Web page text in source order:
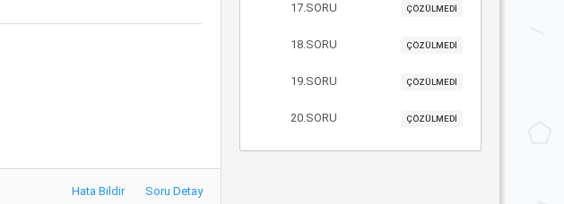
Hata Bildir Soru Detay
17.SORU ÇÖZÜLMEDİ
18.SORU ÇÖZÜLMEDİ
19.SORU ÇÖZÜLMEDİ
20.SORU ÇÖZÜLMEDİ